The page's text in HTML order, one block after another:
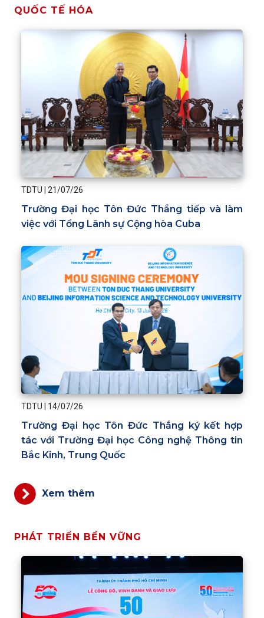
QUỐC TẾ HÓA
TDTU 21/07/26
Trường Đại học Tôn Đức Thắng tiếp và làm
việc với Tổng Lãnh sự Cộng hòa Cuba
TDTU 14/07/26
Trường Đại học Tôn Đức Thắng ký kết hợp
tác với Trường Đại học Công nghệ Thông tin
Bắc Kinh, Trung Quốc
Xem thêm
PHÁT TRIỂN BỀN VỮNG